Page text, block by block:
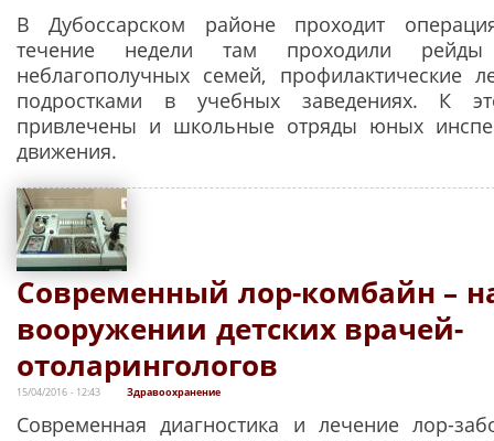
В Дубоссарском районе проходит
течение недели там проходили
неблагополучных семей, профилактические
подростками в учебных заведениях. К
привлечены и школьные отряды юных
движения.
Современный лор-комбайн –
вооружении детских врачей-
отоларингологов
15/04/2016 - 12:43 Здравоохранение
Современная диагностика и лечение лор-